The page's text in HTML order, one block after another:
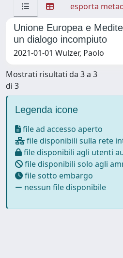
esporta
Unione Europea e
un dialogo incompiuto
2021-01-01 Wulzer, Paolo
Mostrati risultati da 3 a 3
di 3
Legenda icone
file ad accesso aperto
file disponibili sulla rete
file disponibili agli utenti
file disponibili solo agli
file sotto embargo
nessun file disponibile